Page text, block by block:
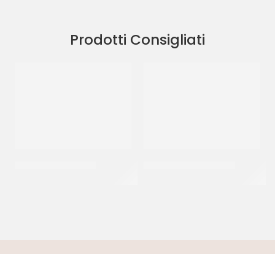
Prodotti Consigliati